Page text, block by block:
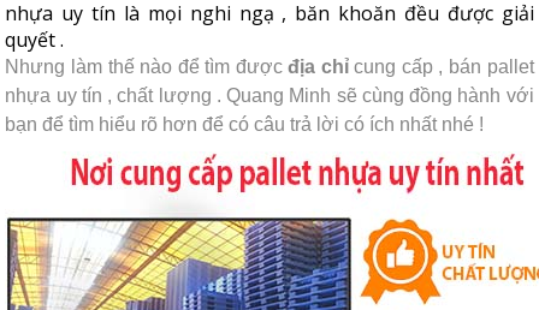
nhựa uy tín là mọi nghi ngạ , băn khoăn đều được giải
quyết .
Nhưng làm thế nào để tìm đượcđịa chỉcung cấp , bán pallet
nhựa uy tín , chất lượng . Quang Minh sẽ cùng đồng hành với
bạn để tìm hiểu rõ hơn để có câu trả lời có ích nhất nhé !